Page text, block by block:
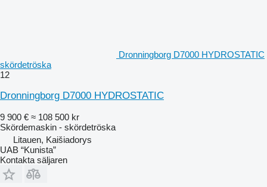
Dronningborg D7000 HYDROSTATIC
skördetröska
12
Dronningborg D7000 HYDROSTATIC
9 900 € ≈ 108 500 kr
Skördemaskin - skördetröska
Litauen, Kaišiadorys
UAB “Kunista”
Kontakta säljaren